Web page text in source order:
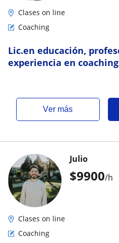
Clases on line
Coaching
Lic.en educación,
experiencia en
ver más
$9900/h
Julio
Clases on line
Coaching